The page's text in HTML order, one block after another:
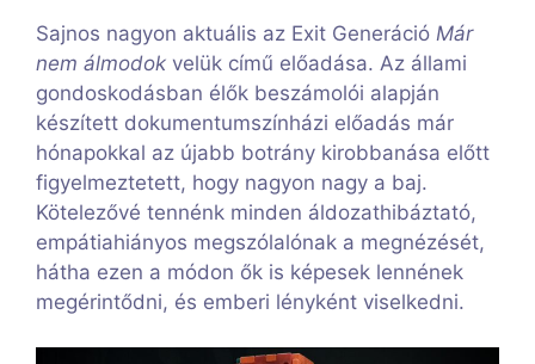
Sajnos nagyon aktuális az Exit Generáció Már
nem álmodok velük című előadása. Az állami
gondoskodásban élők beszámolói alapján
készített dokumentumszínházi előadás már
hónapokkal az újabb botrány kirobbanása előtt
figyelmeztetett, hogy nagyon nagy a baj.
Kötelezővé tennénk minden áldozathibáztató,
empátiahiányos megszólalónak a megnézését,
hátha ezen a módon ők is képesek lennének
megérintődni, és emberi lényként viselkedni.